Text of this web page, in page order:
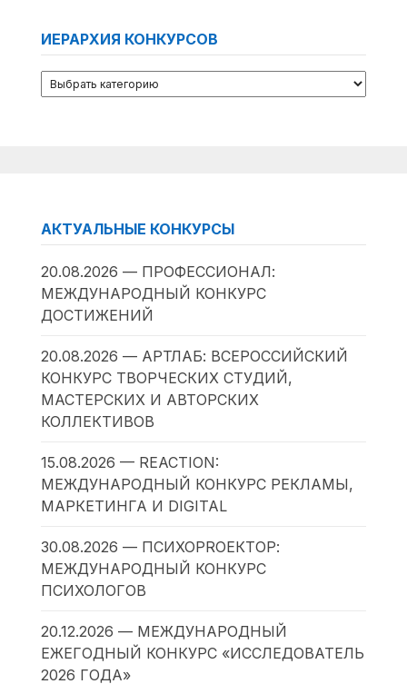
ИЕРАРХИЯ КОНКУРСОВ
АКТУАЛЬНЫЕ КОНКУРСЫ
20.08.2026 — ПРОФЕССИОНАЛ:
МЕЖДУНАРОДНЫЙ КОНКУРС
ДОСТИЖЕНИЙ
20.08.2026 — АРТЛАБ: ВСЕРОССИЙСКИЙ
КОНКУРС ТВОРЧЕСКИХ СТУДИЙ,
МАСТЕРСКИХ И АВТОРСКИХ
КОЛЛЕКТИВОВ
15.08.2026 — REACTION:
МЕЖДУНАРОДНЫЙ КОНКУРС РЕКЛАМЫ,
МАРКЕТИНГА И DIGITAL
30.08.2026 — ПСИХОPROЕКТОР:
МЕЖДУНАРОДНЫЙ КОНКУРС
ПСИХОЛОГОВ
20.12.2026 — МЕЖДУНАРОДНЫЙ
ЕЖЕГОДНЫЙ КОНКУРС «ИССЛЕДОВАТЕЛЬ
2026 ГОДА»